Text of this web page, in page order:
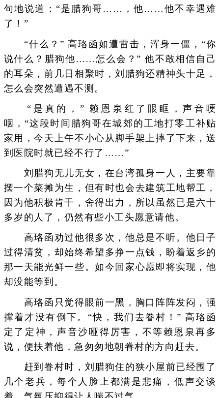
句地说道：“是腊狗哥……，他……他不幸遇难
了！”
“什么？” 高珞函如遭雷击，浑身一僵，“你
说什么？腊狗他……怎么会？” 他不敢相信自己
的耳朵，前几日相聚时，刘腊狗还精神头十足，
怎么会突然遭遇不测。
“是真的，” 赖恩泉红了眼眶，声音哽
咽，“这段时间腊狗哥在城郊的工地打零工补贴
家用，今天上午不小心从脚手架上摔了下来，送
到医院时就已经不行了……”
刘腊狗无儿无女，在台湾孤身一人，主要靠
摆一个菜摊为生，但有时也会去建筑工地帮工，
因为他积极肯干，舍得出力，所以虽然已是六十
多岁的人了，仍然有些小工头愿意请他。
高珞函劝过他很多次，他总是不听。他日子
过得清贫，却始终希望多挣一点钱，盼着返乡的
那一天能光鲜一些。如今回家心愿即将实现，他
却没能等到。
高珞函只觉得眼前一黑，胸口阵阵发闷，强
撑着才没有倒下。“快，我们去眷村！” 高珞函
定了定神，声音沙哑得厉害，不等赖恩泉再多
说，便扶着他，急匆匆地朝眷村的方向赶去。
赶到眷村时，刘腊狗住的狭小屋前已经围了
几个老兵，每个人脸上都满是悲痛，低声交谈